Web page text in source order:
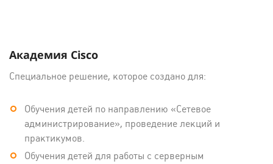
Академия Cisco
Специальное решение, которое создано для:
Обучения детей по направлению «Сетевое
администрирование», проведение лекций и
практикумов.
Обучения детей для работы с серверным